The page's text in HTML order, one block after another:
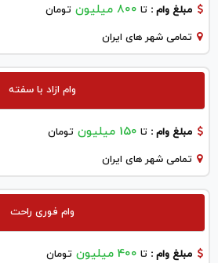
مبلغ وام : تا 800 میلیون تومان
تمامی شهر های ایران
وام ازاد با سفته
مبلغ وام : تا 150 میلیون تومان
تمامی شهر های ایران
وام فوری راحت
مبلغ وام : تا 400 میلیون تومان